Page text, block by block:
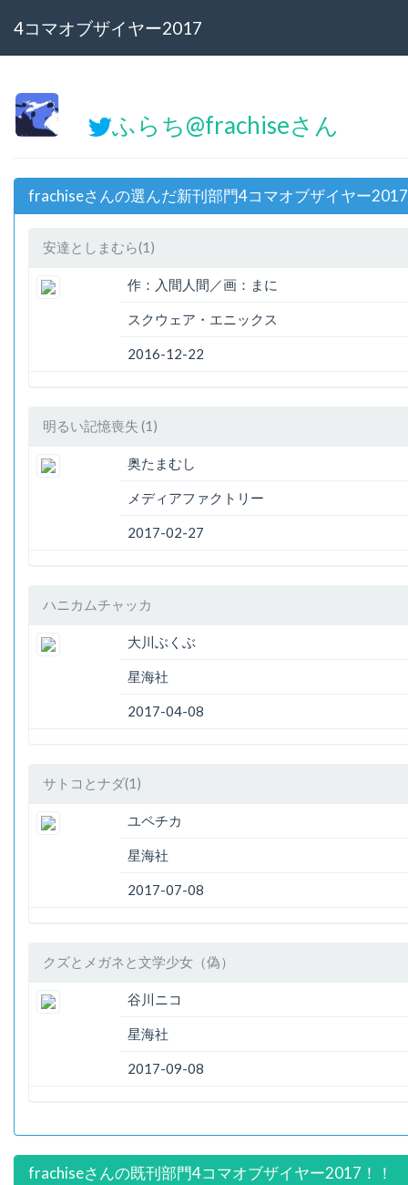
4コマオブザイヤー2017
ふらち@frachiseさん
frachiseさんの選んだ新刊部門4コマオブザイヤー
安達としまむら(1)
作：入間人間／画：まに
スクウェア・エニックス
2016-12-22
明るい記憶喪失 (1)
奥たまむし
メディアファクトリー
2017-02-27
ハニカムチャッカ
大川ぶくぶ
星海社
2017-04-08
サトコとナダ(1)
ユペチカ
星海社
2017-07-08
クズとメガネと文学少女（偽）
谷川ニコ
星海社
2017-09-08
frachiseさんの既刊部門4コマオブザイヤー2017！！